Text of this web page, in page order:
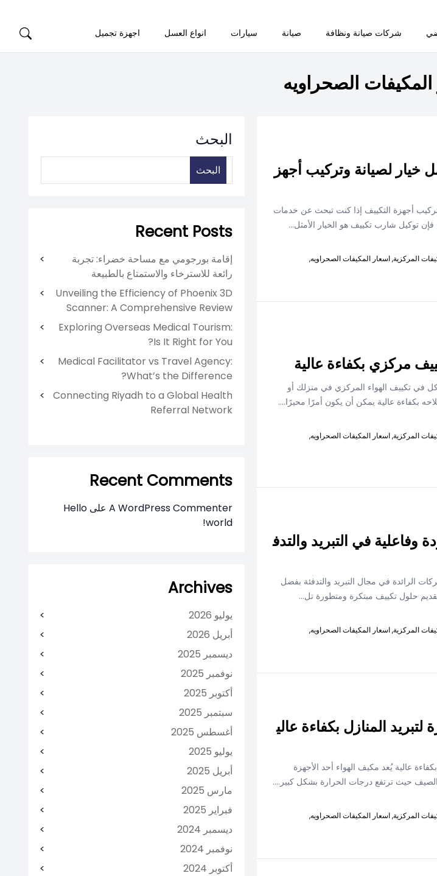
شركات صيانة ونظافة صيانة سيارات انواع العسل اجهزة تجميل
الصحراويه
لصيانة وتركيب أجهز
أجهزة التكييف إذا كنت تبحث عن خدمات
توكيل شارب تكييف هو الخيار الأمثل...
المركزية,اسعار المكيفات الصحراويه,
مركزي بكفاءة عالية
في تكييف الهواء المركزي في منزلك أو
بكفاءة عالية يمكن أن يكون أمرًا محيرًا....
المركزية,اسعار المكيفات الصحراويه,
وفاعلية في التبريد والتدف
الرائدة في مجال التبريد والتدفئة بفضل
حلول تكييف مبتكرة ومتطورة تل...
المركزية,اسعار المكيفات الصحراويه,
المنازل بكفاءة عالي
عالية يُعد مكيف الهواء أحد الأجهزة
حيث ترتفع درجات الحرارة بشكل كبير....
المركزية,اسعار المكيفات الصحراويه,
البحث
البحث
Recent Posts
إقامة بورجومي مع مساحة خضراء: تجربة
رائعة للاسترخاء والاستمتاع بالطبيعة
Unveiling the Efficiency of Phoenix 3D
Scanner: A Comprehensive Review
Exploring Overseas Medical Tourism:
Is It Right for You?
Medical Facilitator vs Travel Agency:
What’s the Difference?
Connecting Riyadh to a Global Health
Referral Network
Recent Comments
A WordPress Commenter على Hello
world!
Archives
يوليو 2026
أبريل 2026
ديسمبر 2025
نوفمبر 2025
أكتوبر 2025
سبتمبر 2025
أغسطس 2025
يوليو 2025
أبريل 2025
مارس 2025
فبراير 2025
ديسمبر 2024
نوفمبر 2024
أكتوبر 2024